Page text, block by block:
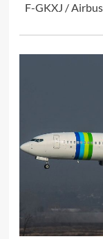
F-GKXJ /